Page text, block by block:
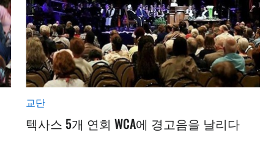
교단
텍사스 5개 연회 WCA에 경고음을 날리다